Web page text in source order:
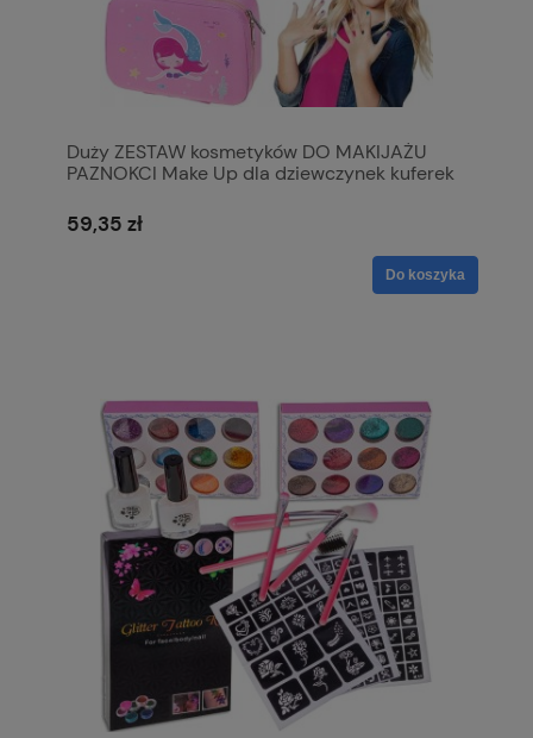
Duży ZESTAW kosmetyków DO MAKIJAŻU
PAZNOKCI Make Up dla dziewczynek kuferek
59,35 zł
Do koszyka